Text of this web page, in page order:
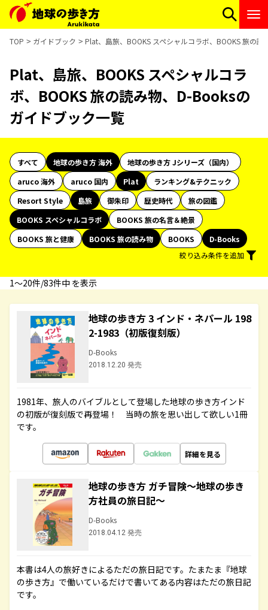
TOP ガイドブック Plat、島旅、BOOKS スペシャルコラボ、BOOKS 旅の
Plat、島旅、BOOKS スペシャルコラ
ボ、BOOKS 旅の読み物、D-Booksの
ガイドブック一覧
すべて 地球の歩き方 海外
地球の歩き方 Jシリーズ（国内）
aruco 海外
aruco 国内 Plat
ランキング&テクニック
Resort Style
島旅 御朱印 歴史時代
旅の図鑑
BOOKS スペシャルコラボ
BOOKS 旅の名言＆絶景
BOOKS 旅と健康
BOOKS 旅の読み物 BOOKS
D-Books
絞り込み条件を追加
1〜20件/83件中 を表示
地球の歩き方 3 インド・ネパール 198
2-1983（初版復刻版）
D-Books
2018.12.20 発売
1981年、旅人のバイブルとして登場した地球の歩き方インド
の初版が復刻版で再登場！ 当時の旅を思い出して欲しい1冊
です。
詳細を見る
地球の歩き方 ガチ冒険～地球の歩き
方社員の旅日記～
D-Books
2018.04.12 発売
本書は4人の旅好きによるただの旅日記です。たまたま『地球
の歩き方』で働いているだけで書いてある内容はただの旅日記
です。